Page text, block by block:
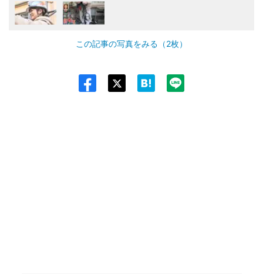
この記事の写真をみる（2枚）